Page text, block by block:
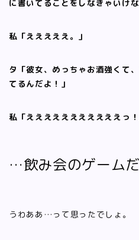
に書いてることをしなきゃいけな
私「えええええ。」
タ「彼女、めっちゃお酒強くて
てるんだよ！」
私「えええええええええええっ！
…飲み会のゲームだ
うわああ…って思ったでしょ。